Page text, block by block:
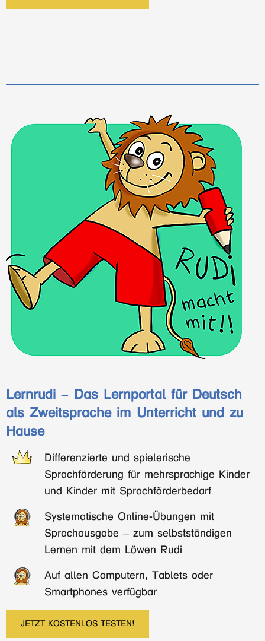
Lernrudi – Das Lernportal für Deutsch
als Zweitsprache im Unterricht und zu
Hause
Differenzierte und spielerische
Sprachförderung für mehrsprachige Kinder
und Kinder mit Sprachförderbedarf
Systematische Online-Übungen mit
Sprachausgabe – zum selbstständigen
Lernen mit dem Löwen Rudi
Auf allen Computern, Tablets oder
Smartphones verfügbar
JETZT KOSTENLOS TESTEN!